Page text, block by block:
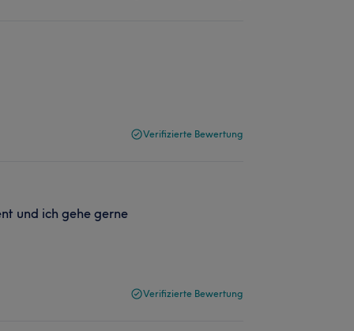
Verifizierte Bewertung
und ich gehe gerne
Verifizierte Bewertung